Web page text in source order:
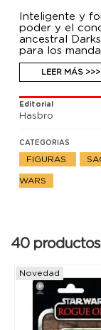
Inteligente y
poder y el
ancestral
para los
Con su diseño
de articulación
Mandalorian,
colección
un regalo
Star Wars.
LEER MÁS >>>
Editorial
Hasbro
CATEGORIAS
FIGURAS
WARS
40 productos
Novedad